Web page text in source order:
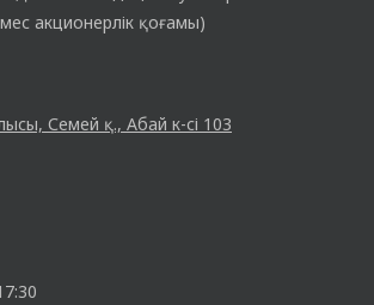
акционерлік қоғамы)
Семей қ., Абай к-сі 103